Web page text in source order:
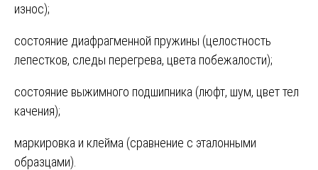
износ);
состояние диафрагменной пружины (целостность
лепестков, следы перегрева, цвета побежалости);
состояние выжимного подшипника (люфт, шум, цвет тел
качения);
маркировка и клейма (сравнение с эталонными
образцами).